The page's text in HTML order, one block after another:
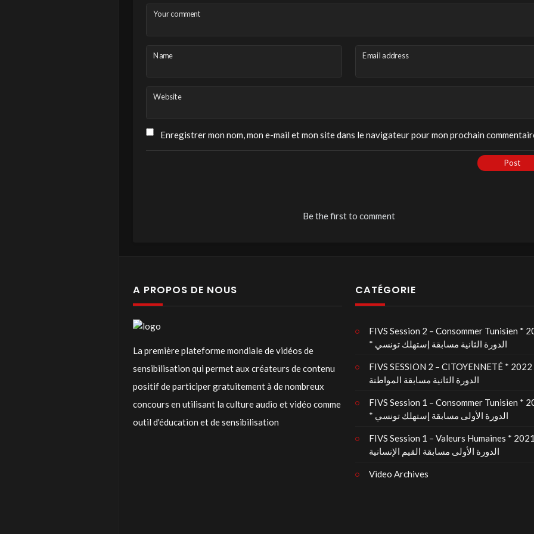
Your comment
Name Email address
Website
Enregistrer mon nom, mon e-mail et mon site dans le navigateur pour mon prochain
Post
Be the first to comment
A PROPOS DE NOUS
La première plateforme mondiale de vidéos de
sensibilisation qui permet aux créateurs de contenu
positif de participer gratuitement à de nombreux
concours en utilisant la culture audio et vidéo comme
outil d'éducation et de sensibilisation
CATÉGORIE
FIVS Session 2 – Consommer Tunisien *
* الدورة الثانية مسابقة إستهلك تونسي
FIVS SESSION 2 – CITOYENNETÉ *
الدورة الثانية مسابقة المواطنة
FIVS Session 1 – Consommer Tunisien *
* الدورة الأولى مسابقة إستهلك تونسي
FIVS Session 1 – Valeurs Humaines *
الدورة الأولى مسابقة القيم الإنسانية
Video Archives